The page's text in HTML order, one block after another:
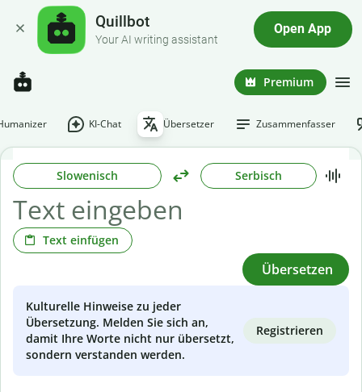
Quillbot
Your AI writing assistant
Open App
Premium
KI-Chat Übersetzer Zusammenfasser
Slowenisch Serbisch
Text einfügen
Übersetzen
Kulturelle Hinweise zu jeder
Übersetzung. Melden Sie sich an,
damit Ihre Worte nicht nur übersetzt,
sondern verstanden werden.
Registrieren